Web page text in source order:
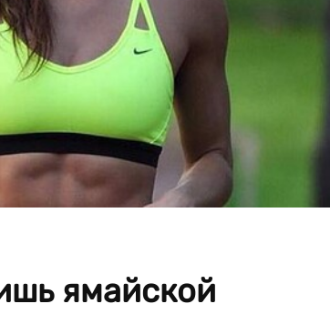
ямайской